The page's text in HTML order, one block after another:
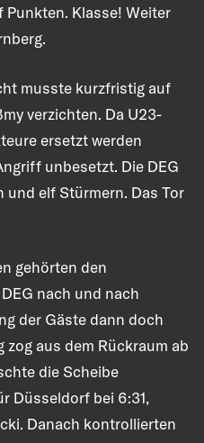
Punkten. Klasse! Weiter
musste kurzfristig auf
verzichten. Da U23-
ersetzt werden
unbesetzt. Die DEG
und elf Stürmern. Das Tor
gehörten den
nach und nach
der Gäste dann doch
aus dem Rückraum ab
die Scheibe
Düsseldorf bei 6:31,
Danach kontrollierten